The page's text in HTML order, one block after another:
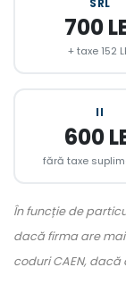
700
+ taxe 152
II
600
fără taxe
În funcție de
dacă firma are
coduri CAEN,